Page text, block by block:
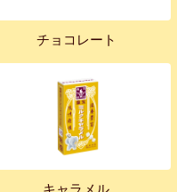
チョコレート